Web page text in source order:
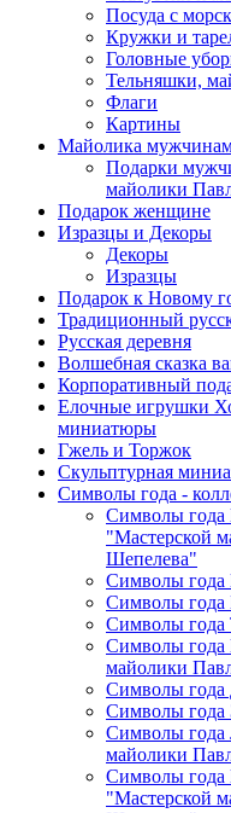
Посуда с
Кружки и
Головные
Тельняшки,
Флаги
Картины
Майолика
Подарки
майолики
Подарок женщине
Изразцы и Декоры
Декоры
Изразцы
Подарок к Новому
Традиционный
Русская деревня
Волшебная сказка
Корпоративный
Елочные игрушки
миниатюры
Гжель и Торжок
Скульптурная
Символы года -
Символы
"Мастерской
Шепелева"
Символы
Символы года
Символы года
Символы года
майолики
Символы года
Символы года
Символы года
майолики
Символы
"Мастерской